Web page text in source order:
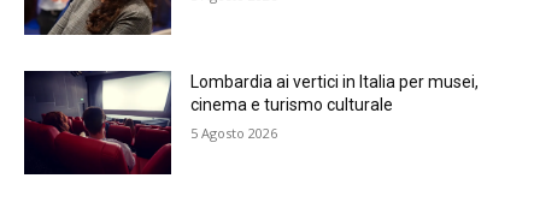
Lombardia ai vertici in Italia per musei,
cinema e turismo culturale
5 Agosto 2026